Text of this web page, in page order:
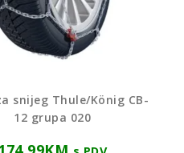
snijeg Thule/König CB-
12 grupa 020